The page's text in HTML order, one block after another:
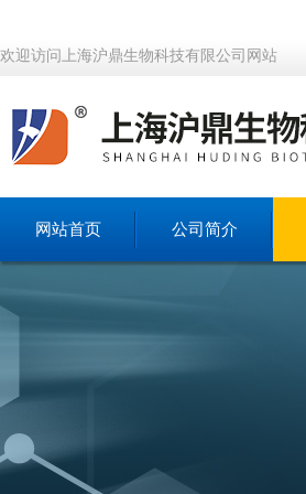
欢迎访问上海沪鼎生物科技有限公司网站
网站首页 公司简介